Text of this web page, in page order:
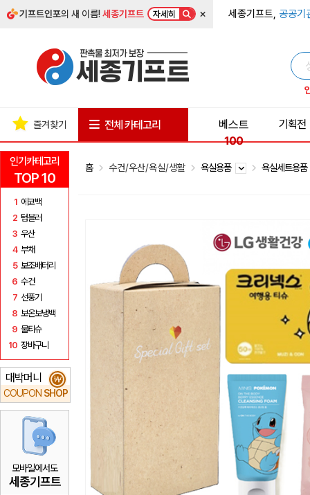
기프트인포의 새 이름!세종기프트 자세히 × 세종기프트, 공공기
인기카테고리
TOP 10
1 에코백
2 텀블러
3 우산
4 부채
5 보조배터리
6 수건
7 선풍기
8 보온보냉백
9 물티슈
10 장바구니
대박머니
COUPON SHOP
₩
모바일에서도
세종기프트
즐겨찾기 전체 카테고리
베스트
100
기획전
홈 수건/우산/욕실/생활 욕실용품 욕실세트용